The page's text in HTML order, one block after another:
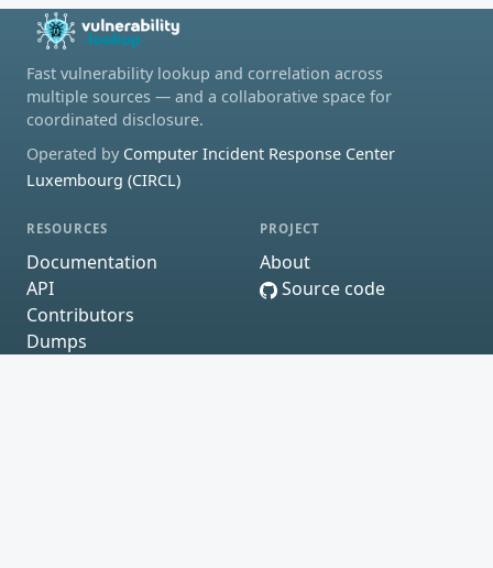
Fast vulnerability lookup and correlation across
multiple sources — and a collaborative space for
coordinated disclosure.
Operated by Computer Incident Response Center
Luxembourg (CIRCL)
RESOURCES
Documentation
API
Contributors
Dumps
PROJECT
About
Source code